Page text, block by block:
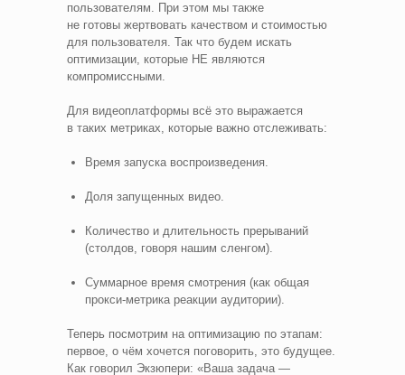
пользователям. При этом мы также
не готовы жертвовать качеством и стоимостью
для пользователя. Так что будем искать
оптимизации, которые НЕ являются
компромиссными.
Для видеоплатформы всё это выражается
в таких метриках, которые важно отслеживать:
Время запуска воспроизведения.
Доля запущенных видео.
Количество и длительность прерываний
(столдов, говоря нашим сленгом).
Суммарное время смотрения (как общая
прокси‑метрика реакции аудитории).
Теперь посмотрим на оптимизацию по этапам:
первое, о чём хочется поговорить, это будущее.
Как говорил Экзюпери: «Ваша задача —